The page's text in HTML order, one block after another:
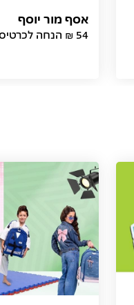
אסף מור יוסף
54 ₪ הנחה לכרטיס (תמורת פינוק)